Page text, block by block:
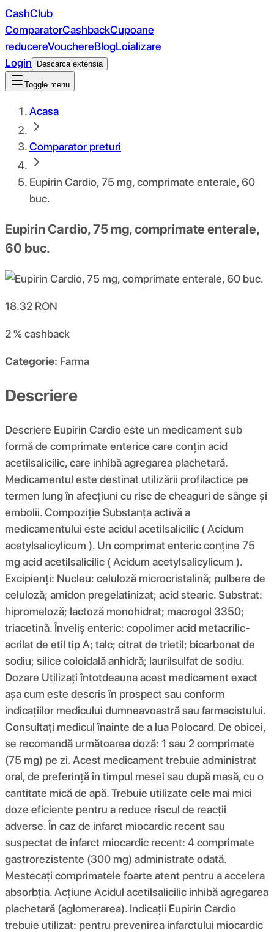
CashClub
ComparatorCashbackCupoane
reducereVouchereBlogLoializare
Login
Descarca extensia
Toggle menu
Acasa
Comparator preturi
Eupirin Cardio, 75 mg, comprimate enterale, 60
buc.
Eupirin Cardio, 75 mg, comprimate enterale,
60 buc.
18.32 RON
2 %cashback
Categorie: Farma
Descriere
Descriere Eupirin Cardio este un medicament sub
formă de comprimate enterice care conțin acid
acetilsalicilic, care inhibă agregarea plachetară.
Medicamentul este destinat utilizării profilactice pe
termen lung în afecțiuni cu risc de cheaguri de sânge și
embolii. Compoziţie Substanța activă a
medicamentului este acidul acetilsalicilic ( Acidum
acetylsalicylicum ). Un comprimat enteric conține 75
mg acid acetilsalicilic ( Acidum acetylsalicylicum ).
Excipienți: Nucleu: celuloză microcristalină; pulbere de
celuloză; amidon pregelatinizat; acid stearic. Substrat:
hipromeloză; lactoză monohidrat; macrogol 3350;
triacetină. Înveliș enteric: copolimer acid metacrilic-
acrilat de etil tip A; talc; citrat de trietil; bicarbonat de
sodiu; silice coloidală anhidră; laurilsulfat de sodiu.
Dozare Utilizați întotdeauna acest medicament exact
așa cum este descris în prospect sau conform
indicațiilor medicului dumneavoastră sau farmacistului.
Consultați medicul înainte de a lua Polocard. De obicei,
se recomandă următoarea doză: 1 sau 2 comprimate
(75 mg) pe zi. Acest medicament trebuie administrat
oral, de preferință în timpul mesei sau după masă, cu o
cantitate mică de apă. Trebuie utilizate cele mai mici
doze eficiente pentru a reduce riscul de reacții
adverse. În caz de infarct miocardic recent sau
suspectat de infarct miocardic recent: 4 comprimate
gastrorezistente (300 mg) administrate odată.
Mestecați comprimatele foarte atent pentru a accelera
absorbția. Acţiune Acidul acetilsalicilic inhibă agregarea
plachetară (aglomerarea). Indicații Eupirin Cardio
trebuie utilizat: pentru prevenirea infarctului miocardic